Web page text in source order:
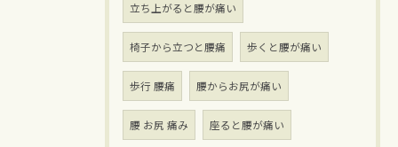
立ち上がると腰が痛い
椅子から立つと腰痛 歩くと腰が痛い
歩行 腰痛 腰からお尻が痛い
腰 お尻 痛み 座ると腰が痛い